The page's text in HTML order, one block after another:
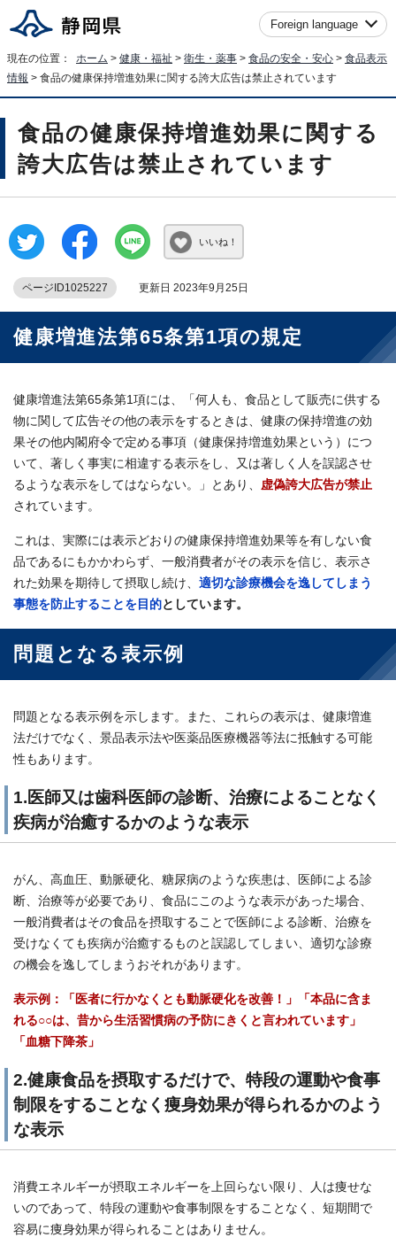
Foreign language
現在の位置： ホーム > 健康・福祉 > 衛生・薬事 > 食品の安全・安心 > 食品表示
情報 > 食品の健康保持増進効果に関する誇大広告は禁止されています
食品の健康保持増進効果に関する
誇大広告は禁止されています
いいね！
ページID1025227 更新日 2023年9月25日
健康増進法第65条第1項の規定
健康増進法第65条第1項には、「何人も、食品として販売に供する
物に関して広告その他の表示をするときは、健康の保持増進の効
果その他内閣府令で定める事項（健康保持増進効果という）につ
いて、著しく事実に相違する表示をし、又は著しく人を誤認させ
るような表示をしてはならない。」とあり、 虚偽誇大広告が禁止
されています。
これは、実際には表示どおりの健康保持増進効果等を有しない食
品であるにもかかわらず、一般消費者がその表示を信じ、表示さ
れた効果を期待して摂取し続け、 適切な診療機会を逸してしまう
事態を防止することを目的としています。
問題となる表示例
問題となる表示例を示します。また、これらの表示は、健康増進
法だけでなく、景品表示法や医薬品医療機器等法に抵触する可能
性もあります。
1.医師又は歯科医師の診断、治療によることなく
疾病が治癒するかのような表示
がん、高血圧、動脈硬化、糖尿病のような疾患は、医師による診
断、治療等が必要であり、食品にこのような表示があった場合、
一般消費者はその食品を摂取することで医師による診断、治療を
受けなくても疾病が治癒するものと誤認してしまい、適切な診療
の機会を逸してしまうおそれがあります。
表示例：「医者に行かなくとも動脈硬化を改善！」「本品に含ま
れる○○は、昔から生活習慣病の予防にきくと言われています」
「血糖下降茶」
2.健康食品を摂取するだけで、特段の運動や食事
制限をすることなく痩身効果が得られるかのよう
な表示
消費エネルギーが摂取エネルギーを上回らない限り、人は痩せな
いのであって、特段の運動や食事制限をすることなく、短期間で
容易に痩身効果が得られることはありません。